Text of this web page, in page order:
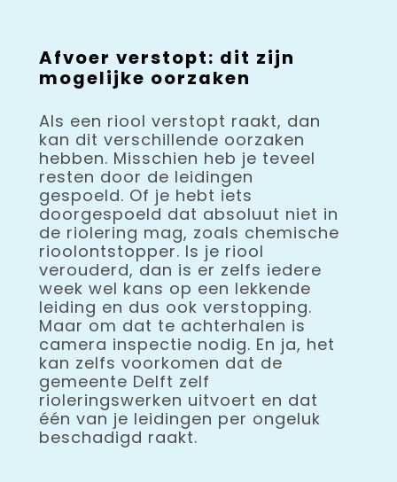
Afvoer verstopt: dit zijn
mogelijke oorzaken
Als een riool verstopt raakt, dan
kan dit verschillende oorzaken
hebben. Misschien heb je teveel
resten door de leidingen
gespoeld. Of je hebt iets
doorgespoeld dat absoluut niet in
de riolering mag, zoals chemische
rioolontstopper. Is je riool
verouderd, dan is er zelfs iedere
week wel kans op een lekkende
leiding en dus ook verstopping.
Maar om dat te achterhalen is
camera inspectie nodig. En ja, het
kan zelfs voorkomen dat de
gemeente Delft zelf
rioleringswerken uitvoert en dat
één van je leidingen per ongeluk
beschadigd raakt.